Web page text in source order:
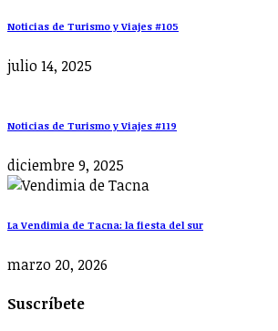
Noticias de Turismo y Viajes #105
julio 14, 2025
Noticias de Turismo y Viajes #119
diciembre 9, 2025
La Vendimia de Tacna: la fiesta del sur
marzo 20, 2026
Suscríbete